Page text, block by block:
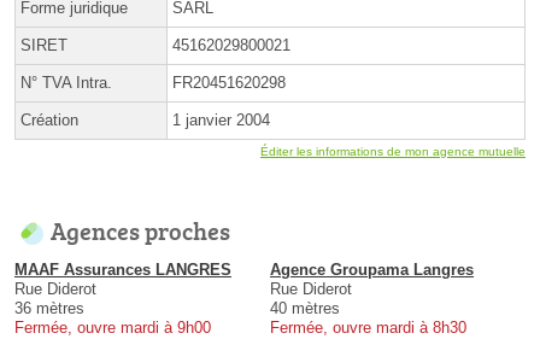
Forme juridique SARL
SIRET 45162029800021
N° TVA Intra. FR20451620298
Création 1 janvier 2004
Éditer les informations de mon agence mutuelle
Agences proches
MAAF Assurances LANGRES
Rue Diderot
36 mètres
Fermée, ouvre mardi à 9h00
Agence Groupama Langres
Rue Diderot
40 mètres
Fermée, ouvre mardi à 8h30